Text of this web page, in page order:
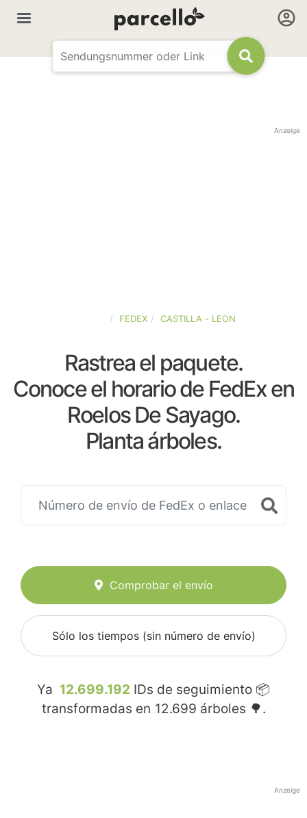
Anzeige
FEDEX CASTILLA - LEON
Rastrea el paquete.
Conoce el horario de FedEx en
Roelos De Sayago.
Planta árboles.
Comprobar el envío
Sólo los tiempos (sin número de envío)
Ya 12.699.192 IDs de seguimiento 📦
transformadas en 12.699 árboles 🌳.
Anzeige